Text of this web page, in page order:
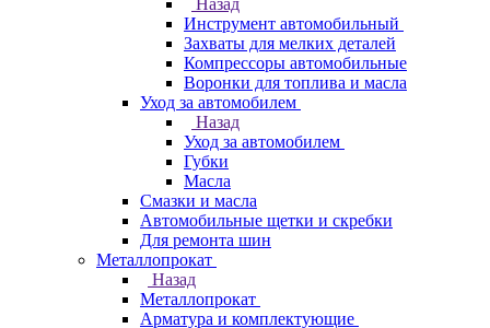
Назад
Инструмент автомобильный
Захваты для мелких деталей
Компрессоры автомобильные
Воронки для топлива и масла
Уход за автомобилем
Назад
Уход за автомобилем
Губки
Масла
Смазки и масла
Автомобильные щетки и скребки
Для ремонта шин
Металлопрокат
Назад
Металлопрокат
Арматура и комплектующие